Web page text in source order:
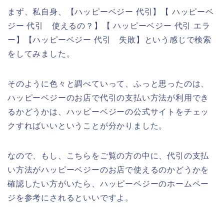
まず、私自身、【ハッピーベジー 代引】【 ハッピーベ
ジー 代引 使えるの？】【 ハッピーベジー 代引 エラ
ー】【ハッピーベジー 代引 失敗】という感じで検索
をしてみました。
そのように色々と調べていって、ふっと思ったのは、
ハッピーベジーのお店で代引の支払い方法が利用でき
るかどうかは、ハッピーベジーの公式サイトをチェッ
クすればいいということが分かりました。
なので、もし、こちらをご覧の方の中に、代引の支払
い方法がハッピーベジーのお店で使えるのかどうかを
確認したい方がいたら、ハッピーベジーのホームペー
ジを参考にされるといいですよ。